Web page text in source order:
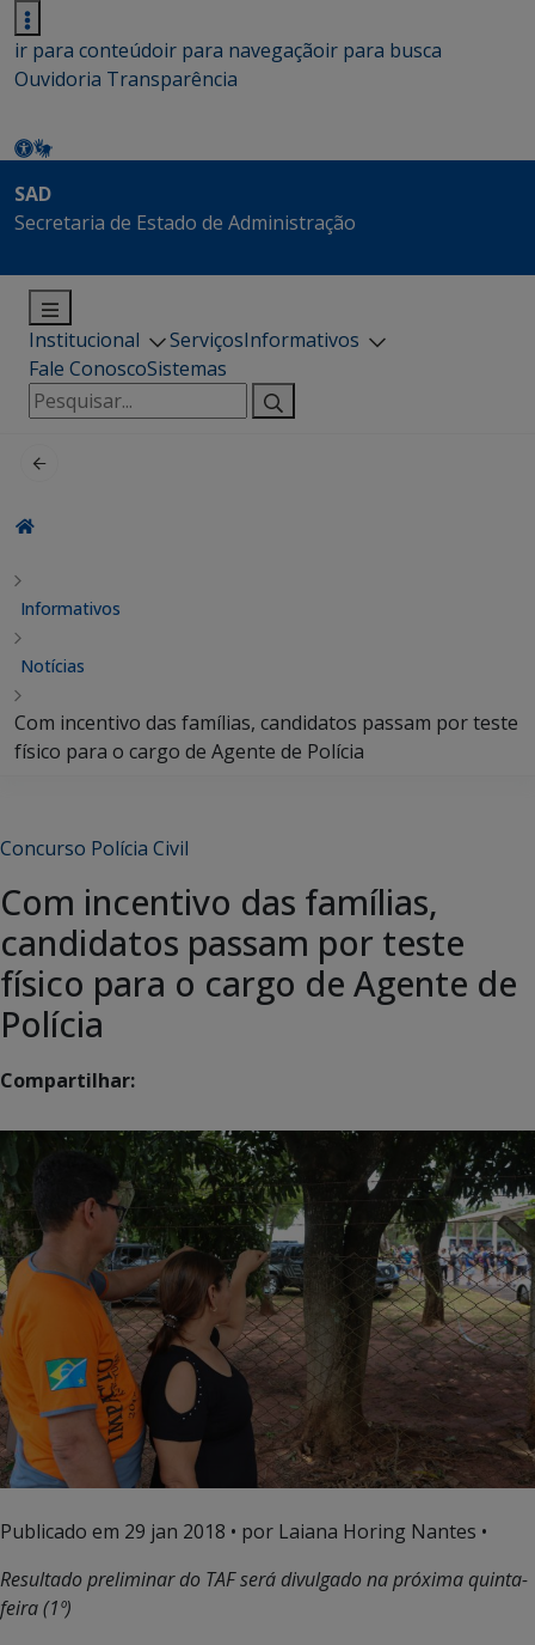
ir para conteúdoir para navegaçãoir para busca
Ouvidoria Transparência
SAD
Secretaria de Estado de Administração
Institucional ServiçosInformativos
Fale ConoscoSistemas
Pesquisar
por:
Informativos
Notícias
Com incentivo das famílias, candidatos passam por teste
físico para o cargo de Agente de Polícia
Concurso Polícia Civil
Com incentivo das famílias,
candidatos passam por teste
físico para o cargo de Agente de
Polícia
Compartilhar:
Publicado em 29 jan 2018 • por Laiana Horing Nantes •
Resultado preliminar do TAF será divulgado na próxima quinta-
feira (1º)